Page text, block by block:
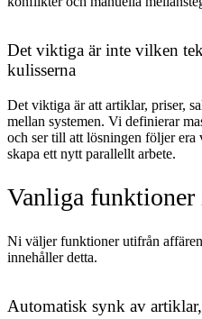
Det viktiga är inte vilken
kulisserna
Det viktiga är att artiklar, priser,
mellan systemen. Vi definierar
och ser till att lösningen följer
skapa ett nytt parallellt arbete.
Vanliga funktioner
Ni väljer funktioner utifrån
innehåller detta.
Automatisk synk av